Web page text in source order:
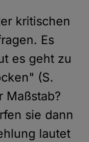
kritischen
Es
es geht zu
(S.
Maßstab?
sie dann
lautet